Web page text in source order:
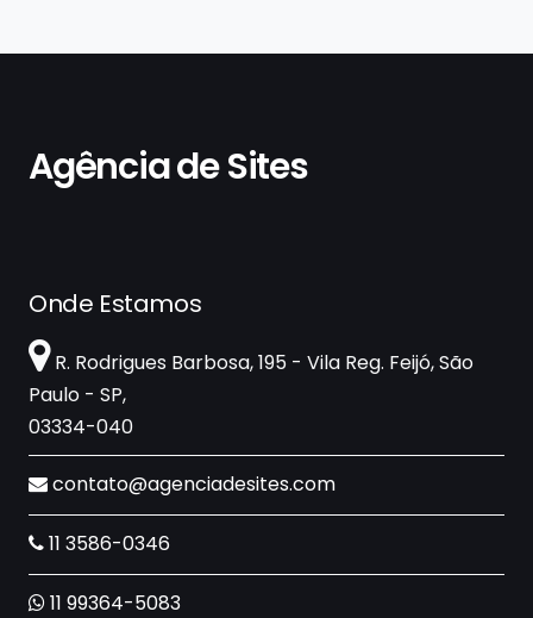
Agência de Sites
Onde Estamos
R. Rodrigues Barbosa, 195 - Vila Reg. Feijó, São
Paulo - SP,
03334-040
contato@agenciadesites.com
11 3586-0346
11 99364-5083